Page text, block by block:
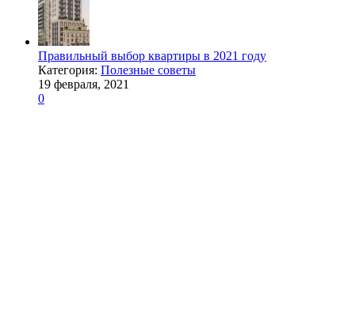
Правильный выбор квартиры в 2021 году
Категория: Полезные советы
19 февраля, 2021
0